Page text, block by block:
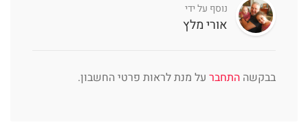
נוסף על ידי
אורי מלץ
בבקשה התחבר על מנת לראות פרטי החשבון.